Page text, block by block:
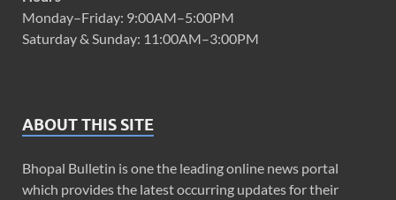
Monday–Friday: 9:00AM–5:00PM
Saturday & Sunday: 11:00AM–3:00PM
ABOUT THIS SITE
Bhopal Bulletin is one the leading online news portal
which provides the latest occurring updates for their